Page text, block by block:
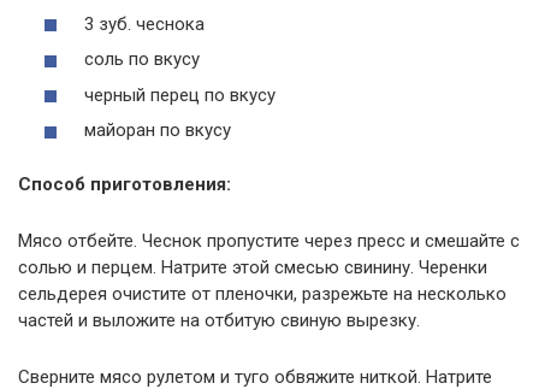
3 зуб. чеснока
соль по вкусу
черный перец по вкусу
майоран по вкусу
Способ приготовления:
Мясо отбейте. Чеснок пропустите через пресс и смешайте с
солью и перцем. Натрите этой смесью свинину. Черенки
сельдерея очистите от пленочки, разрежьте на несколько
частей и выложите на отбитую свиную вырезку.
Сверните мясо рулетом и туго обвяжите ниткой. Натрите